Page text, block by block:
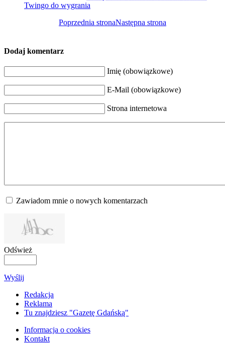
Twingo do wygrania
Poprzednia stronaNastępna strona
Dodaj komentarz
Imię (obowiązkowe)
E-Mail (obowiązkowe)
Strona internetowa
Zawiadom mnie o nowych komentarzach
Odśwież
Wyślij
Redakcja
Reklama
Tu znajdziesz "Gazetę Gdańską"
Informacja o cookies
Kontakt